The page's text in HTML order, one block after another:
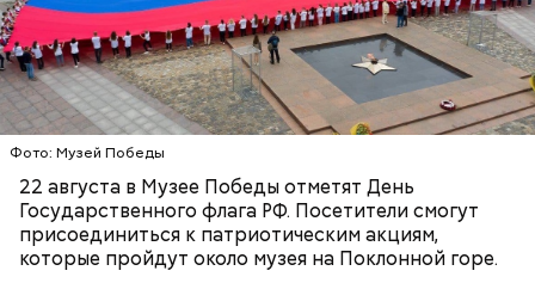
Фото: Музей Победы
22 августа в Музее Победы отметят День
Государственного флага РФ. Посетители смогут
присоединиться к патриотическим акциям,
которые пройдут около музея на Поклонной горе.
Кто может получить карту москвича
Карта маршрута